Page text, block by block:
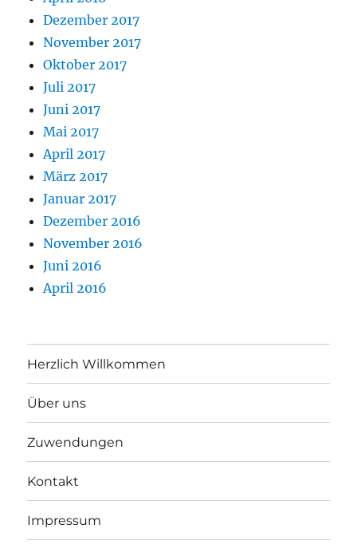
Dezember 2017
November 2017
Oktober 2017
Juli 2017
Juni 2017
Mai 2017
April 2017
März 2017
Januar 2017
Dezember 2016
November 2016
Juni 2016
April 2016
Herzlich Willkommen
Über uns
Zuwendungen
Kontakt
Impressum